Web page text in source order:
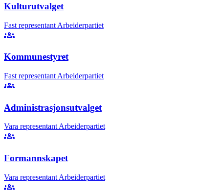
Kulturutvalget
Fast representant Arbeiderpartiet
groups
Kommunestyret
Fast representant Arbeiderpartiet
groups
Administrasjonsutvalget
Vara representantArbeiderpartiet
groups
Formannskapet
Vara representant Arbeiderpartiet
groups